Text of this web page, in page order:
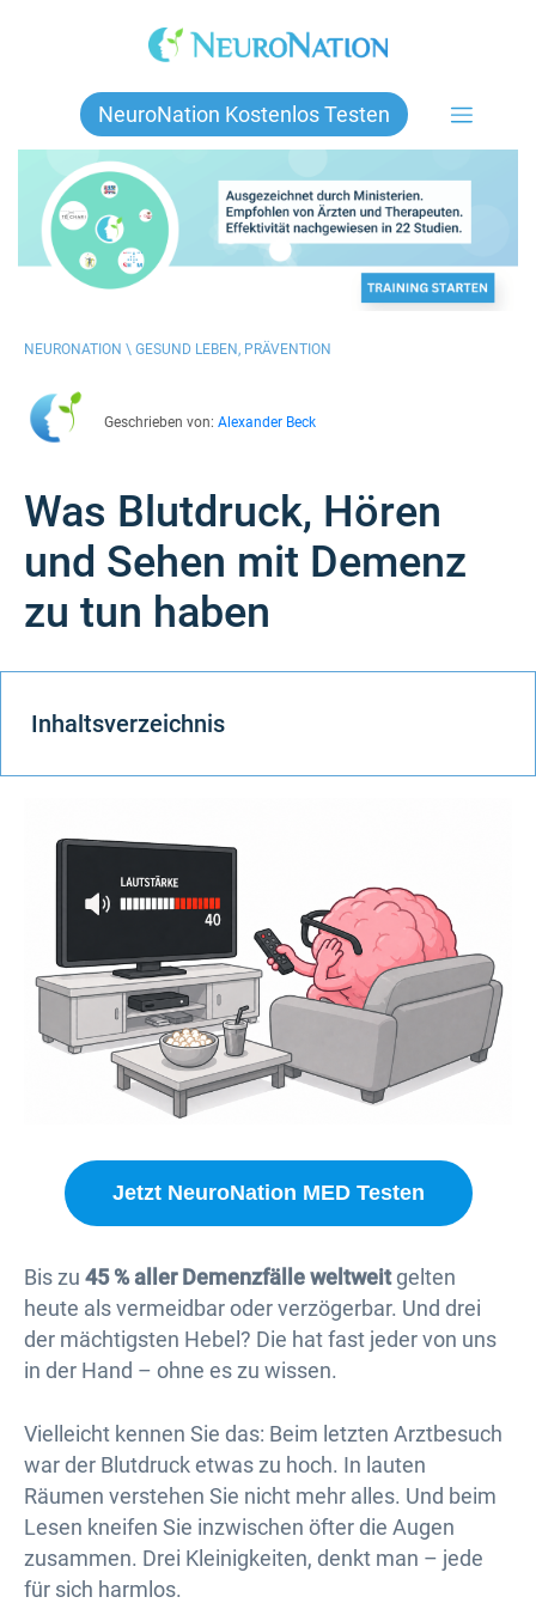
NeuroNation Kostenlos Testen
NEURONATION \ GESUND LEBEN, PRÄVENTION
Geschrieben von: Alexander Beck
Was Blutdruck, Hören
und Sehen mit Demenz
zu tun haben
Inhaltsverzeichnis
Jetzt NeuroNation MED Testen
Bis zu 45 % aller Demenzfälle weltweitgelten
heute als vermeidbar oder verzögerbar. Und drei
der mächtigsten Hebel? Die hat fast jeder von uns
in der Hand – ohne es zu wissen.
Vielleicht kennen Sie das: Beim letzten Arztbesuch
war der Blutdruck etwas zu hoch. In lauten
Räumen verstehen Sie nicht mehr alles. Und beim
Lesen kneifen Sie inzwischen öfter die Augen
zusammen. Drei Kleinigkeiten, denkt man – jede
für sich harmlos.